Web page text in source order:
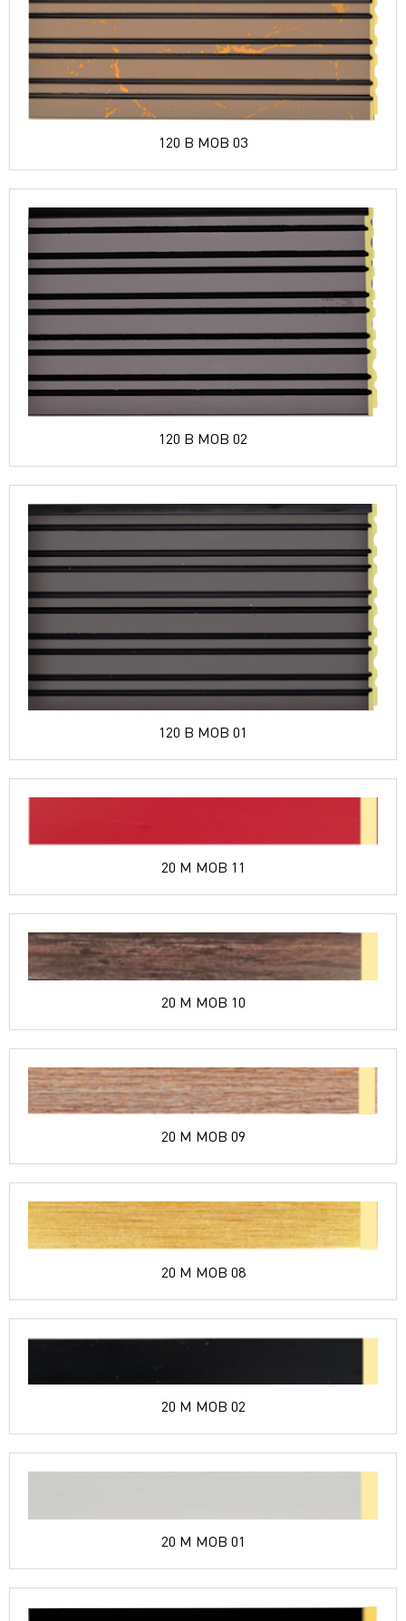
120 B MOB 03
120 B MOB 02
120 B MOB 01
20 M MOB 11
20 M MOB 10
20 M MOB 09
20 M MOB 08
20 M MOB 02
20 M MOB 01